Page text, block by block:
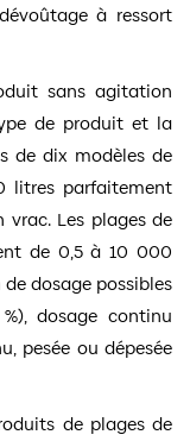
à ressort
sans agitation
de produit et la
de dix modèles de
litres parfaitement
Les plages de
de 0,5 à 10 000
dosage possibles
dosage continu
pesée ou dépesée
de plages de